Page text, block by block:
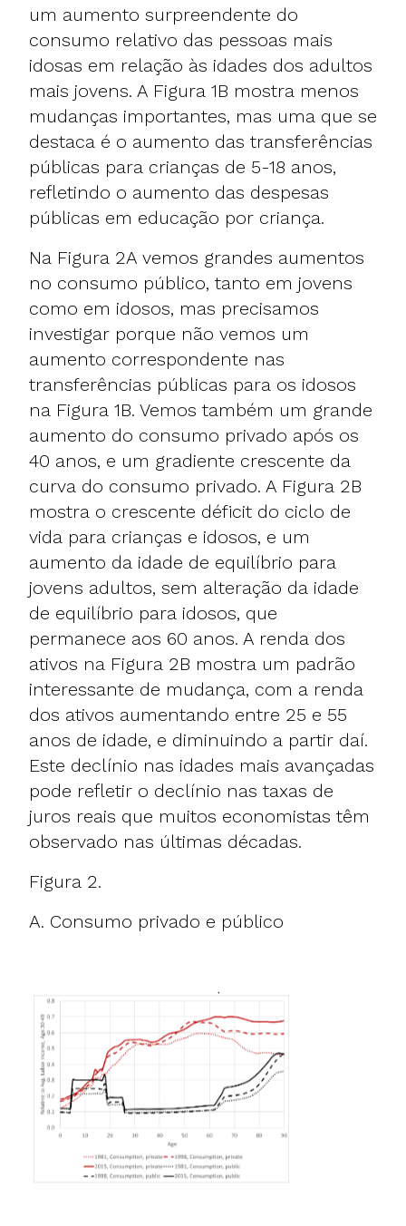
um aumento surpreendente do
consumo relativo das pessoas mais
idosas em relação às idades dos adultos
mais jovens. A Figura 1B mostra menos
mudanças importantes, mas uma que se
destaca é o aumento das transferências
públicas para crianças de 5-18 anos,
refletindo o aumento das despesas
públicas em educação por criança.
Na Figura 2A vemos grandes aumentos
no consumo público, tanto em jovens
como em idosos, mas precisamos
investigar porque não vemos um
aumento correspondente nas
transferências públicas para os idosos
na Figura 1B. Vemos também um grande
aumento do consumo privado após os
40 anos, e um gradiente crescente da
curva do consumo privado. A Figura 2B
mostra o crescente déficit do ciclo de
vida para crianças e idosos, e um
aumento da idade de equilíbrio para
jovens adultos, sem alteração da idade
de equilíbrio para idosos, que
permanece aos 60 anos. A renda dos
ativos na Figura 2B mostra um padrão
interessante de mudança, com a renda
dos ativos aumentando entre 25 e 55
anos de idade, e diminuindo a partir daí.
Este declínio nas idades mais avançadas
pode refletir o declínio nas taxas de
juros reais que muitos economistas têm
observado nas últimas décadas.
Figura 2.
A. Consumo privado e público